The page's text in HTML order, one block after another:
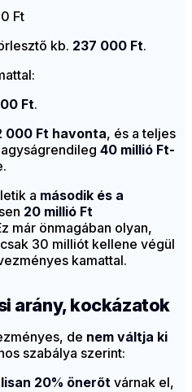
Ft
kb. 237 000 Ft.
Ft.
000 Ft havonta, és a teljes
40 millió Ft-
a második és a
20 millió Ft
már önmagában olyan,
30 milliót kellene végül
kamattal.
arány, kockázatok
de nem váltja ki
szabálya szerint:
20% önerőt várnak el,